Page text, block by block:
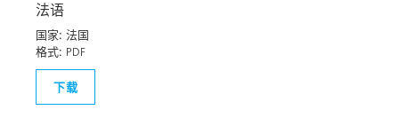
法语
国家: 法国
格式: PDF
下载